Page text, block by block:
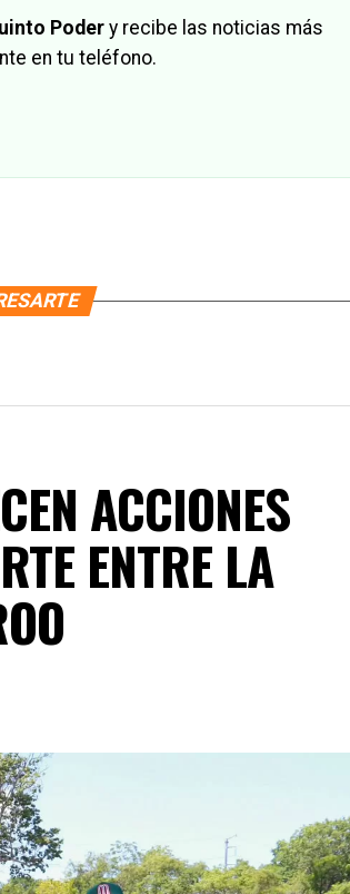
Podery recibe las noticias más
en tu teléfono.
ACCIONES
ENTRE LA